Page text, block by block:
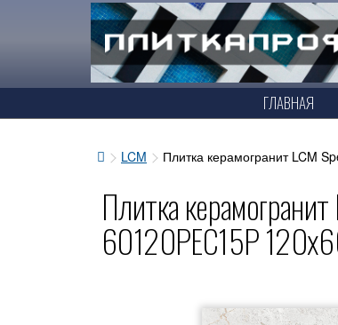
ГЛАВНАЯ
LCM Плитка керамогранит LCM
Плитка
60120PEC15P